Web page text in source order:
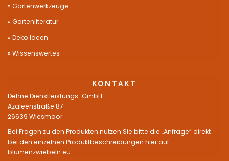
Gartenwerkzeuge
Gartenliteratur
Deko Ideen
Wissenswertes
KONTAKT
Dehne Dienstleistungs-GmbH
Azaleenstraße 87
26639 Wiesmoor
Bei Fragen zu den Produkten nutzen Sie bitte die „Anfrage“ direkt
bei den einzelnen Produktbeschreibungen hier auf
blumenzwiebeln.eu.